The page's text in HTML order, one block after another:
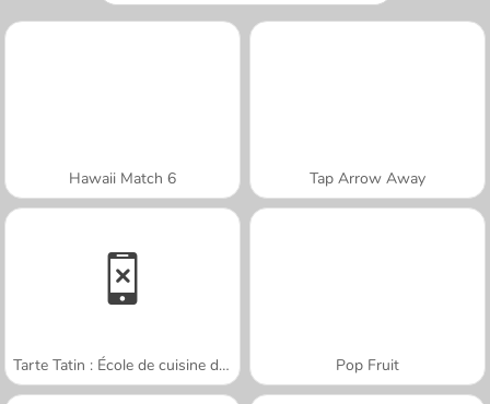
Hawaii Match 6 Tap Arrow Away
Tarte Tatin : École de cuisine de Sara Pop Fruit